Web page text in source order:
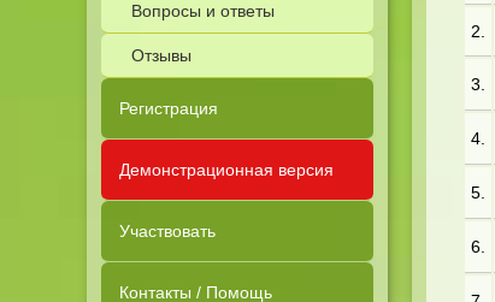
Вопросы и ответы
Отзывы
Регистрация
Демонстрационная версия
Участвовать
Контакты / Помощь
2.
3.
4.
5.
6.